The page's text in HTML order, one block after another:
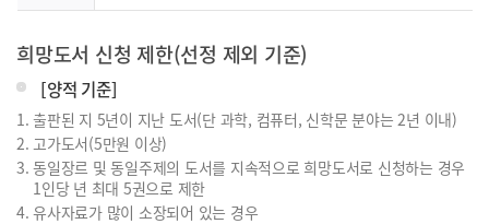
희망도서 신청 제한(선정 제외 기준)
[양적 기준]
출판된 지 5년이 지난 도서(단 과학, 컴퓨터, 신학문 분야는 2년 이내)
고가도서(5만원 이상)
동일장르 및 동일주제의 도서를 지속적으로 희망도서로 신청하는 경우
1인당 년 최대 5권으로 제한
유사자료가 많이 소장되어 있는 경우